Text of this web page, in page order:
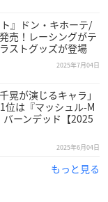
』ドン・キホーテ/
売！レーシングがテ
ストグッズが登場
2025年7月04日
晃が演じるキャラ」
位は『マッシュル-M
ーンデッド【2025
2025年6月04日
もっと見る